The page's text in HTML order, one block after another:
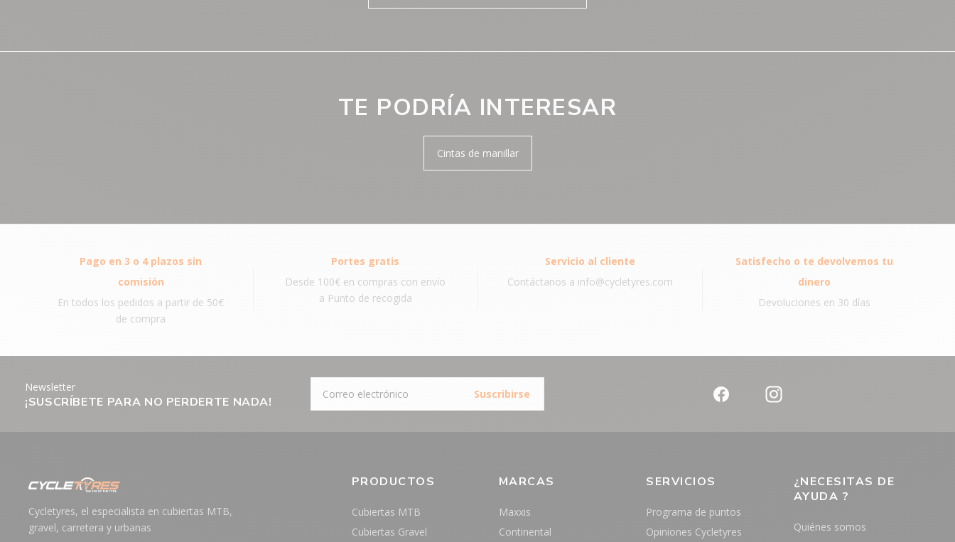
TE PODRÍA INTERESAR
Cintas de manillar
Pago en 3 o 4 plazos sin
comisión
En todos los pedidos a partir de 50€
de compra
Portes gratis
Desde 100€ en compras con envío
a Punto de recogida
Servicio al cliente
Contáctanos a info@cycletyres.com
Satisfecho o te devolvemos tu
dinero
Devoluciones en 30 días
Newsletter
¡SUSCRÍBETE PARA NO PERDERTE NADA!
Suscribirse
Cycletyres, el especialista en cubiertas MTB,
gravel, carretera y urbanas
PRODUCTOS
Cubiertas MTB
Cubiertas Gravel
MARCAS
Maxxis
Continental
SERVICIOS
Programa de puntos
Opiniones Cycletyres
¿NECESITAS DE
AYUDA ?
Quiénes somos